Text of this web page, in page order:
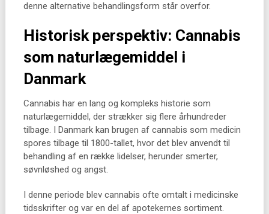
denne alternative behandlingsform står overfor.
Historisk perspektiv: Cannabis
som naturlægemiddel i
Danmark
Cannabis har en lang og kompleks historie som
naturlægemiddel, der strækker sig flere århundreder
tilbage. I Danmark kan brugen af cannabis som medicin
spores tilbage til 1800-tallet, hvor det blev anvendt til
behandling af en række lidelser, herunder smerter,
søvnløshed og angst.
I denne periode blev cannabis ofte omtalt i medicinske
tidsskrifter og var en del af apotekernes sortiment.